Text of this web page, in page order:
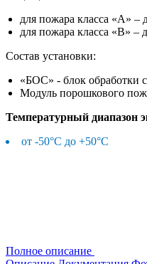
для пожара класса «А» –
для пожара класса «В» –
Состав установки:
«БОС» - блок обработки
Модуль порошкового
Температурный диапазон
от -50°С до +50°С
Полное описание